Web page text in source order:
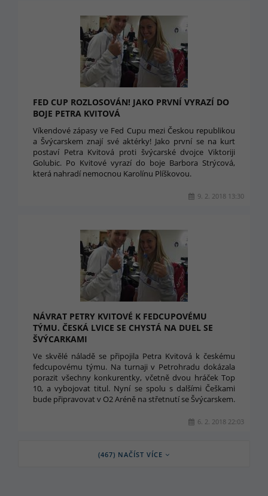
FED CUP ROZLOSOVÁN! JAKO PRVNÍ VYRAZÍ DO
BOJE PETRA KVITOVÁ
Víkendové zápasy ve Fed Cupu mezi Českou republikou
a Švýcarskem znají své aktérky! Jako první se na kurt
postaví Petra Kvitová proti švýcarské dvojce Viktoriji
Golubic. Po Kvitové vyrazí do boje Barbora Strýcová,
která nahradí nemocnou Karolínu Plíškovou.
9. 2. 2018 13:30
NÁVRAT PETRY KVITOVÉ K FEDCUPOVÉMU
TÝMU. ČESKÁ LVICE SE CHYSTÁ NA DUEL SE
ŠVÝCARKAMI
Ve skvělé náladě se připojila Petra Kvitová k českému
fedcupovému týmu. Na turnaji v Petrohradu dokázala
porazit všechny konkurentky, včetně dvou hráček Top
10, a vybojovat titul. Nyní se spolu s dalšími Češkami
bude připravovat v O2 Aréně na střetnutí se Švýcarskem.
6. 2. 2018 22:03
(467) NAČÍST VÍCE